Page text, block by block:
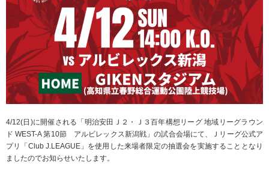
4/12(日)に開催される「明治安田Ｊ２・Ｊ３百年構想リーグ 地域リーグラウン
ド WEST-A 第10節 アルビレックス新潟戦」の試合会場にて、Ｊリーグ公式ア
プリ「Club J.LEAGUE」を使用した来場者限定の抽選会を実施することとなり
ましたのでお知らせいたします。